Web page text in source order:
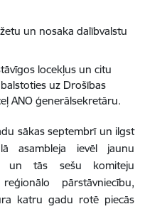
un nosaka dalībvalstu
locekļus un citu
uz Drošības
ANO ģenerālsekretāru.
sākas septembrī un ilgst
asambleja ievēl jaunu
un tās sešu komiteju
pārstāvniecību,
katru gadu rotē piecās